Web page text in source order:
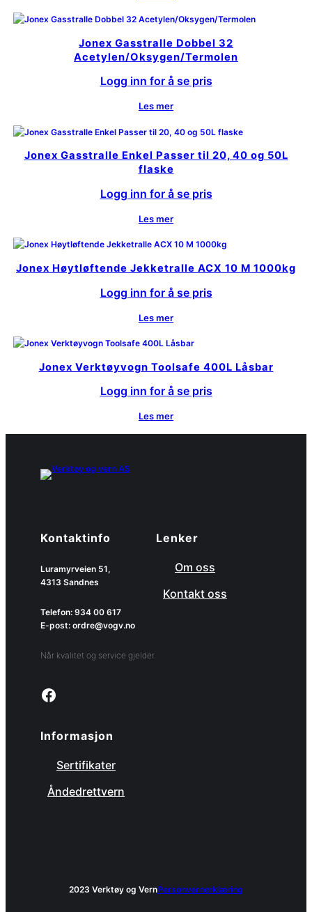
Jonex Gasstralle Dobbel 32
Acetylen/Oksygen/Termolen
Logg inn for å se pris
Les mer
Jonex Gasstralle Enkel Passer til 20, 40 og 50L
flaske
Logg inn for å se pris
Les mer
Jonex Høytløftende Jekketralle ACX 10 M 1000kg
Logg inn for å se pris
Les mer
Jonex Verktøyvogn Toolsafe 400L Låsbar
Logg inn for å se pris
Les mer
Kontaktinfo
Luramyrveien 51,
4313 Sandnes
Telefon: 934 00 617
E-post: ordre@vogv.no
Når kvalitet og service gjelder.
Link to facebook page
Lenker
Om oss
Kontakt oss
Informasjon
Sertifikater
Åndedrettvern
2023 Verktøy og VernPersonvernerklæring